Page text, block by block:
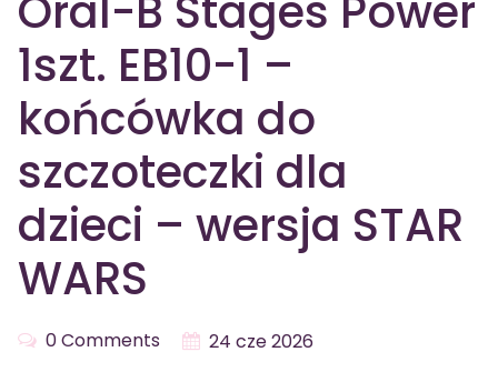
1szt. EB10-1 –
końcówka do
szczoteczki dla
dzieci – wersja STAR
WARS
0 Comments 24 cze 2026